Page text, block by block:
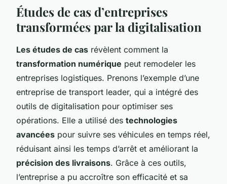
Études de cas d’entreprises
transformées par la digitalisation
Les études de cas révèlent comment la
transformation numérique peut remodeler les
entreprises logistiques. Prenons l’exemple d’une
entreprise de transport leader, qui a intégré des
outils de digitalisation pour optimiser ses
opérations. Elle a utilisé des technologies
avancées pour suivre ses véhicules en temps réel,
réduisant ainsi les temps d’arrêt et améliorant la
précision des livraisons. Grâce à ces outils,
l’entreprise a pu accroître son efficacité et sa